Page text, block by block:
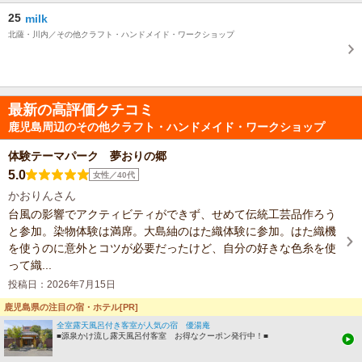
25 milk
北薩・川内／その他クラフト・ハンドメイド・ワークショップ
最新の高評価クチコミ
鹿児島周辺のその他クラフト・ハンドメイド・ワークショップ
体験テーマパーク 夢おりの郷
5.0 女性／40代
かおりんさん
台風の影響でアクティビティができず、せめて伝統工芸品作ろう
と参加。染物体験は満席。大島紬のはた織体験に参加。はた織機
を使うのに意外とコツが必要だったけど、自分の好きな色糸を使
って織...
投稿日：2026年7月15日
鹿児島県の注目の宿・ホテル[PR]
全室露天風呂付き客室が人気の宿 優湯庵
■源泉かけ流し露天風呂付客室 お得なクーポン発行中！■